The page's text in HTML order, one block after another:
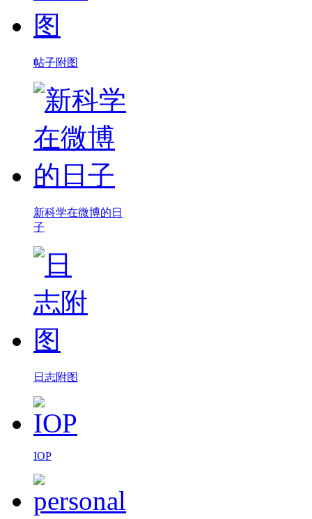
帖子附图
新科学在微博的日
子
日志附图
IOP